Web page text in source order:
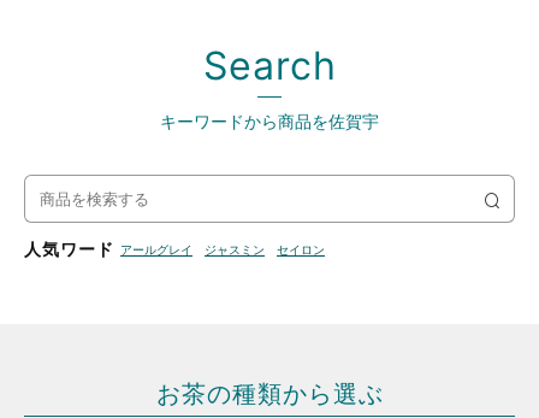
Search
キーワードから商品を佐賀宇
人気ワード アールグレイ ジャスミン セイロン
お茶の種類から選ぶ